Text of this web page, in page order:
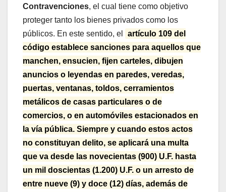
Contravenciones, el cual tiene como objetivo
proteger tanto los bienes privados como los
públicos. En este sentido, el
artículo 109 del
código establece sanciones para aquellos que
manchen, ensucien, fijen carteles, dibujen
anuncios o leyendas en paredes, veredas,
puertas, ventanas, toldos, cerramientos
metálicos de casas particulares o de
comercios, o en automóviles estacionados en
la vía pública. Siempre y cuando estos actos
no constituyan delito, se aplicará una multa
que va desde las novecientas (900) U.F. hasta
un mil doscientas (1.200) U.F. o un arresto de
entre nueve (9) y doce (12) días, además de